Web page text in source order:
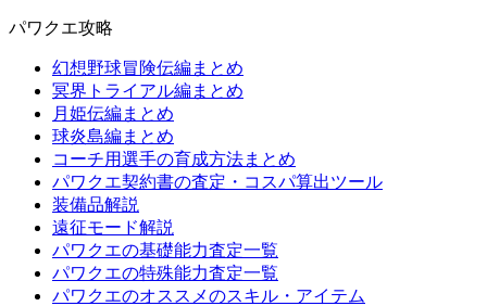
パワクエ攻略
幻想野球冒険伝編まとめ
冥界トライアル編まとめ
月姫伝編まとめ
球炎島編まとめ
コーチ用選手の育成方法まとめ
パワクエ契約書の査定・コスパ算出ツール
装備品解説
遠征モード解説
パワクエの基礎能力査定一覧
パワクエの特殊能力査定一覧
パワクエのオススメのスキル・アイテム